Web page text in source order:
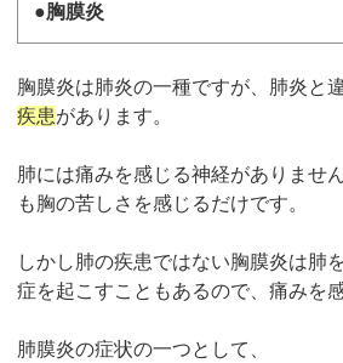
●胸膜炎
胸膜炎は肺炎の一種ですが、肺炎と
疾患があります。
肺には痛みを感じる神経がありませ
も胸の苦しさを感じるだけです。
しかし肺の疾患ではない胸膜炎は肺
症を起こすこともあるので、痛みを
肺膜炎の症状の一つとして、